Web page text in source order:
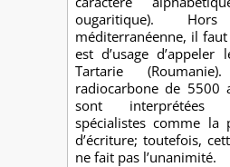
ougaritique).
méditerranéenne, il faut
est d’usage d’appeler
Tartarie
radiocarbone de 5500
sont interprétées
spécialistes comme la
d’écriture; toutefois,
ne fait pas l’unanimité.